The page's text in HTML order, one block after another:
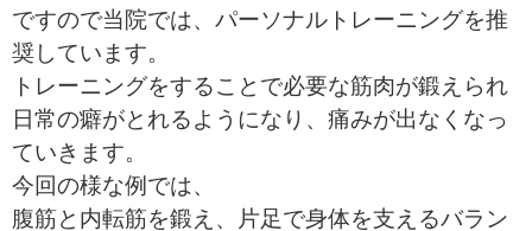
ですので当院では、パーソナルトレーニングを推
奨しています。
トレーニングをすることで必要な筋肉が鍛えられ
日常の癖がとれるようになり、痛みが出なくなっ
ていきます。
今回の様な例では、
腹筋と内転筋を鍛え、片足で身体を支えるバラン